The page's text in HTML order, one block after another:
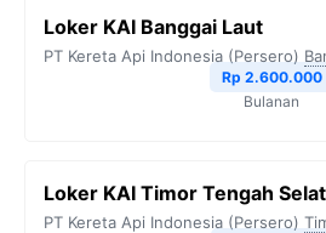
Loker KAI Banggai Laut
PT Kereta Api Indonesia (Persero)
Rp 2.600.000
Bulanan
Loker KAI Timor Tengah
PT Kereta Api Indonesia (Persero)